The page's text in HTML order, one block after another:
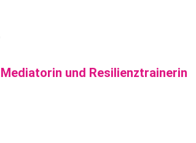
und Resilienztrainerin